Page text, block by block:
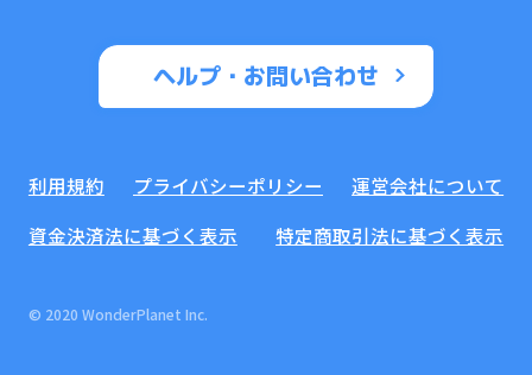
ヘルプ・お問い合わせ
利用規約 プライバシーポリシー
運営会社について
資金決済法に基づく表示
特定商取引法に基づく表示
© 2020 WonderPlanet Inc.